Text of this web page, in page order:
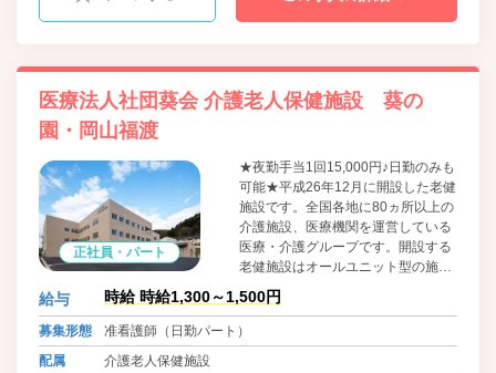
医療法人社団葵会 介護老人保健施設 葵の
園・岡山福渡
正社員・パート
★夜勤手当1回15,000円♪日勤のみも
可能★平成26年12月に開設した老健
施設です。全国各地に80ヵ所以上の
介護施設、医療機関を運営している
医療・介護グループです。開設する
老健施設はオールユニット型の施設
です。ご利用者一人一人の特徴に合
わせたユニットケアを実践し、山や
川、自然豊かな環境の中でゆったり
と過ごして頂ける施設を目指してい
給与 時給 時給1,300～1,500円
募集形態
准看護師（日勤パート）
配属
介護老人保健施設